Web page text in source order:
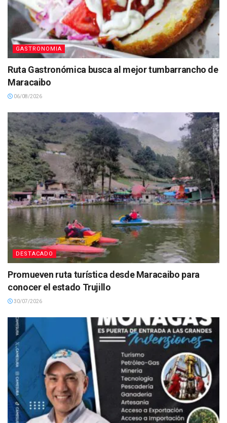
GASTRONOMIA
Ruta Gastronómica busca al mejor tumbarrancho de
Maracaibo
06/08/2026
DESTACADO
Promueven ruta turística desde Maracaibo para
conocer el estado Trujillo
30/07/2026